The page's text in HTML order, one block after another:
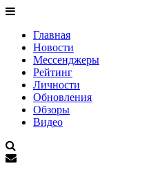
Главная
Новости
Мессенджеры
Рейтинг
Личности
Обновления
Обзоры
Видео